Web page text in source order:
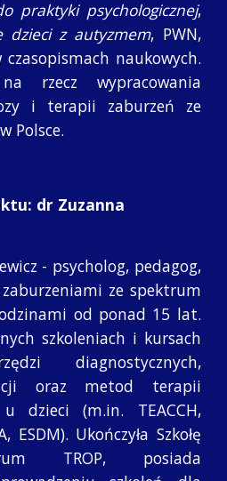
praktyki psychologicznej,
dzieci z autyzmem, PWN,
naukowych.
rzecz wypracowania
i terapii zaburzeń ze
Polsce.
dr Zuzanna
- psycholog, pedagog,
ze spektrum
od ponad 15 lat.
szkoleniach i kursach
diagnostycznych,
oraz metod terapii
dzieci (m.in. TEACCH,
ESDM). Ukończyła Szkołę
TROP, posiada